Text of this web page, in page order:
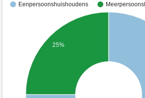
Eenpersoonshuishoudens
25%